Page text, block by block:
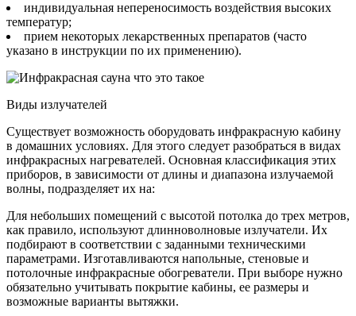
индивидуальная непереносимость воздействия высоких
температур;
прием некоторых лекарственных препаратов (часто
указано в инструкции по их применению).
Виды излучателей
Существует возможность оборудовать инфракрасную кабину
в домашних условиях. Для этого следует разобраться в видах
инфракрасных нагревателей. Основная классификация этих
приборов, в зависимости от длины и диапазона излучаемой
волны, подразделяет их на:
Для небольших помещений с высотой потолка до трех метров,
как правило, используют длинноволновые излучатели. Их
подбирают в соответствии с заданными техническими
параметрами. Изготавливаются напольные, стеновые и
потолочные инфракрасные обогреватели. При выборе нужно
обязательно учитывать покрытие кабины, ее размеры и
возможные варианты вытяжки.